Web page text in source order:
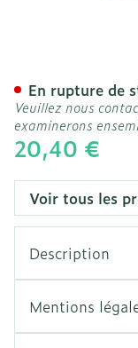
20,40 €
En rupture de
Veuillez nous
examinerons
Voir tous les
Description
Mentions